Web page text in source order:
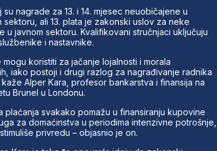
su nagrade za 13. i 14. mjesec neuobičajene u
sektoru, ali 13. plata je zakonski uslov za neke
u javnom sektoru. Kvalifikovani stručnjaci uključuju
i nastavnike.
mogu koristiti za jačanje lojalnosti i morala
iako postoji i drugi razlog za nagrađivanje radnika
Alper Kara, profesor bankarstva i finansija na
Brunel u Londonu.
plaćanja svakako pomažu u finansiranju kupovine
za domaćinstva u periodima intenzivne potrošnje,
privredu – objasnio je on.